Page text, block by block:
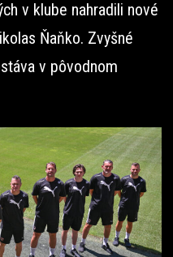
v klube nahradili nové
Ňaňko. Zvyšné
v pôvodnom